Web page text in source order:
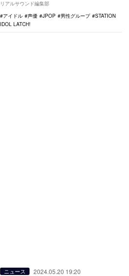
リアルサウンド編集部
アイドル
声優 JPOP 男性グループ
STATION
IDOL LATCH!
ニュース 2024.05.20 19:20